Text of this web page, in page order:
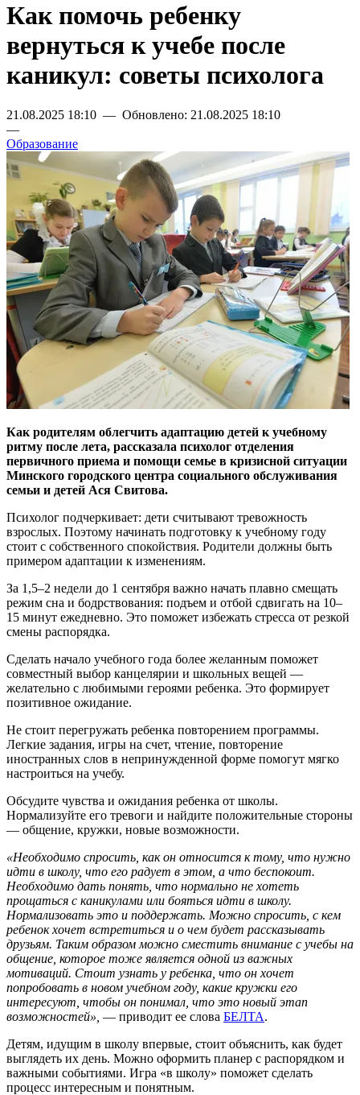
Как помочь ребенку
вернуться к учебе после
каникул: советы психолога
21.08.2025 18:10 — Обновлено: 21.08.2025 18:10
—
Образование
Как родителям облегчить адаптацию детей к учебному
ритму после лета, рассказала психолог отделения
первичного приема и помощи семье в кризисной ситуации
Минского городского центра социального обслуживания
семьи и детей Ася Свитова.
Психолог подчеркивает: дети считывают тревожность
взрослых. Поэтому начинать подготовку к учебному году
стоит с собственного спокойствия. Родители должны быть
примером адаптации к изменениям.
За 1,5–2 недели до 1 сентября важно начать плавно смещать
режим сна и бодрствования: подъем и отбой сдвигать на 10–
15 минут ежедневно. Это поможет избежать стресса от резкой
смены распорядка.
Сделать начало учебного года более желанным поможет
совместный выбор канцелярии и школьных вещей —
желательно с любимыми героями ребенка. Это формирует
позитивное ожидание.
Не стоит перегружать ребенка повторением программы.
Легкие задания, игры на счет, чтение, повторение
иностранных слов в непринужденной форме помогут мягко
настроиться на учебу.
Обсудите чувства и ожидания ребенка от школы.
Нормализуйте его тревоги и найдите положительные стороны
— общение, кружки, новые возможности.
«Необходимо спросить, как он относится к тому, что нужно
идти в школу, что его радует в этом, а что беспокоит.
Необходимо дать понять, что нормально не хотеть
прощаться с каникулами или бояться идти в школу.
Нормализовать это и поддержать. Можно спросить, с кем
ребенок хочет встретиться и о чем будет рассказывать
друзьям. Таким образом можно сместить внимание с учебы на
общение, которое тоже является одной из важных
мотиваций. Стоит узнать у ребенка, что он хочет
попробовать в новом учебном году, какие кружки его
интересуют, чтобы он понимал, что это новый этап
возможностей», — приводит ее слова БЕЛТА.
Детям, идущим в школу впервые, стоит объяснить, как будет
выглядеть их день. Можно оформить планер с распорядком и
важными событиями. Игра «в школу» поможет сделать
процесс интересным и понятным.